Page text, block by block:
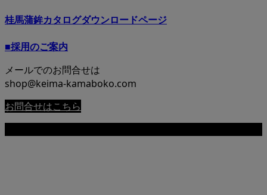
桂馬蒲鉾カタログダウンロードページ
■採用のご案内
メールでのお問合せは
shop@keima-kamaboko.com
お問合せはこちら